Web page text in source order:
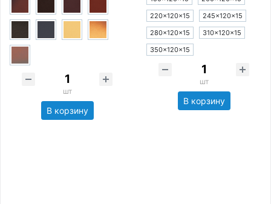
шт
В корзину
220×120×15
245×120×15
280×120×15
310×120×15
350×120×15
шт
В корзину